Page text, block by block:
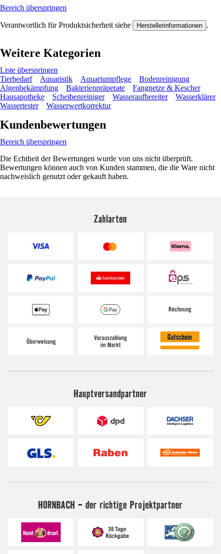
Bereich überspringen
Verantwortlich für Produktsicherheit siehe Herstellerinformationen .
Weitere Kategorien
Liste überspringen
Tierbedarf
Aquaristik Aquariumpflege
Bodenreinigung
Algenbekämpfung
Bakterienpräperate
Fangnetze & Kescher
Hausapotheke
Scheibenreiniger Wasseraufbereiter
Wasserklärer
Wassertester
Wasserwertkorrektur
Kundenbewertungen
Bereich überspringen
Die Echtheit der Bewertungen wurde von uns nicht überprüft.
Bewertungen können auch von Kunden stammen, die die Ware nicht
nachweislich genutzt oder gekauft haben.
Zahlarten
Hauptversandpartner
HORNBACH - der richtige Projektpartner